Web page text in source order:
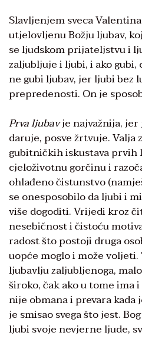
Slavljenjem sveca
utjelovljenu Božju ljubav,
se ljudskom prijateljstvu i
zaljubljuje i ljubi, i ako
ne gubi ljubav, jer ljubi bez
prepredenosti. On je
Prva ljubavje najvažnija, jer
daruje, posve žrtvuje. Valja
gubitničkih iskustava prvih
cjeloživotnu gorčinu i
ohlađeno čistunstvo
se onesposobilo da ljubi i
više dogoditi. Vrijedi kroz
nesebičnost i čistoću
radost što postoji druga
uopće moglo i može voljeti.
ljubavlju zaljubljenoga,
široko, čak ako u tome ima
nije obmana i prevara kada
je smisao svega što jest.
ljubi svoje nevjerne ljude,